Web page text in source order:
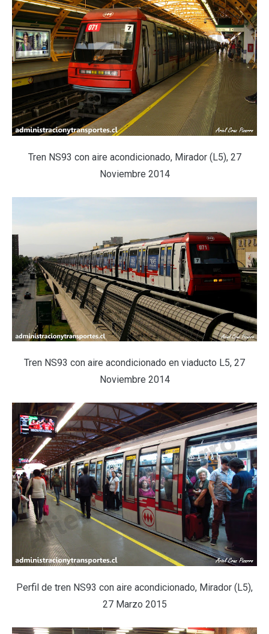
Tren NS93 con aire acondicionado, Mirador (L5), 27
Noviembre 2014
Tren NS93 con aire acondicionado en viaducto L5, 27
Noviembre 2014
Perfil de tren NS93 con aire acondicionado, Mirador (L5),
27 Marzo 2015